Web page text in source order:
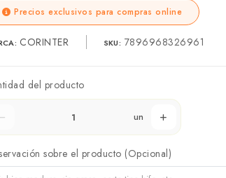
Precios exclusivos para compras online
CORINTER SKU: 7896968326961
del producto
un
sobre el producto (Opcional)